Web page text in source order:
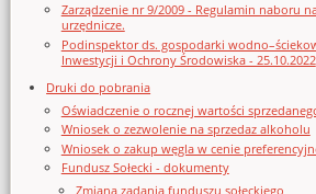
Zarządzenie nr 9/2009 - Regulamin naboru
urzędnicze.
Podinspektor ds. gospodarki
Inwestycji i Ochrony Środowiska - 25.10.2022
Druki do pobrania
Oświadczenie o rocznej wartości
Wniosek o zezwolenie na sprzedaz alkoholu
Wniosek o zakup węgla w cenie
Fundusz Sołecki - dokumenty
Zmiana zadania funduszu sołeckiego